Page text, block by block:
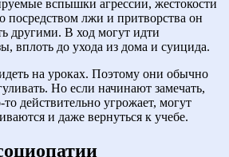
вспышки агрессии, жестокости
посредством лжи и притворства он
другими. В ход могут идти
вплоть до ухода из дома и суицида.
на уроках. Поэтому они обычно
Но если начинают замечать,
действительно угрожает, могут
и даже вернуться к учебе.